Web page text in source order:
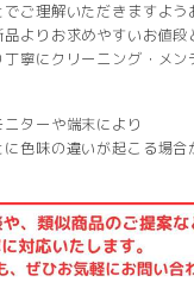
ご理解いただきますよう
よりお求めやすいお値段
寧にクリーニング・メ
ターや端末により
色味の違いが起こる場合